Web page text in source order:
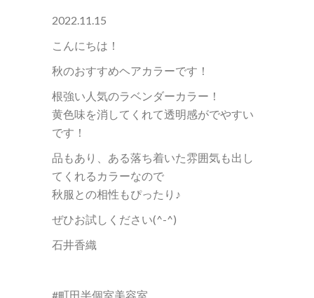
2022.11.15
こんにちは！
秋のおすすめヘアカラーです！
根強い人気のラベンダーカラー！
黄色味を消してくれて透明感がでやすい
です！
品もあり、ある落ち着いた雰囲気も出し
てくれるカラーなので
秋服との相性もぴったり♪
ぜひお試しください(^-^)
石井香織
#町田半個室美容室